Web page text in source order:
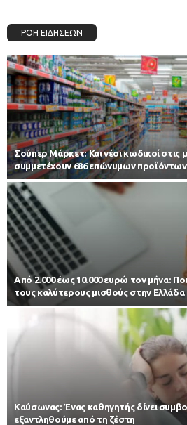
ΡΟΗ ΕΙΔΗΣΕΩΝ
Σούπερ Μάρκετ: Και νέοι κωδικοί στις
συμμετέχουν 686 επώνυμων προϊόντων
Από 2.000 έως 10.000 ευρώ τον μήνα:
τους καλύτερους μισθούς στην Ελλάδα
Kαύσωνας: Ένας καθηγητής δίνει
εξαντληθούμε από τη ζέστη